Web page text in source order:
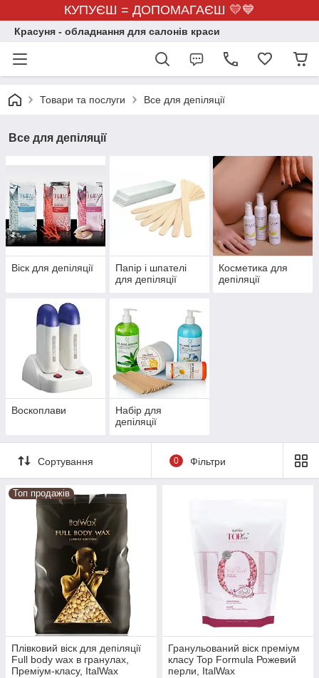
КУПУЄШ = ДОПОМАГАЄШ 💛💙
Красуня - обладнання для салонів краси
Товари та послуги Все для депіляції
Все для депіляції
Віск для депіляції
Папір і шпателі
для депіляції
Косметика для
депіляції
Воскоплави
Набір для
депіляції
Сортування 0 Фільтри
Топ продажів
Плівковий віск для депіляції
Full body wax в гранулах,
Преміум-класу, ItalWax
Гранульований віск преміум
класу Top Formula Рожевий
перли, ItalWax